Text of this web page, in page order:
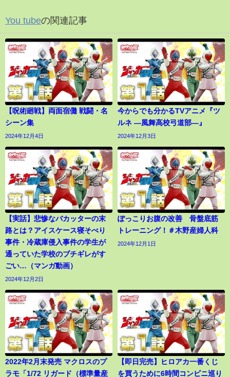
You tubeの関連記事
【呪術廻戦】両面宿儺 戦闘・名
シーン集
2024年12月4日
今からでも分かるTVアニメ『ツ
ルネ ―風舞高校弓道部―』
2024年12月3日
【実話】悲惨なバカッターの末
路とは？アイスケース寝そべり
事件・冷蔵庫侵入事件の学生が
通っていた学校のブチギレがす
ごい…（マンガ動画）
2024年12月2日
ぽっこりお腹の改善 骨盤底筋
トレーニング！＃木野産婦人科
2024年12月1日
2022年2月末発売 マクロスのプ
ラモ「1/72 リガード（標準量産
【即日完売】ヒロアカ一番くじ
を買うために6時間コンビニ巡り